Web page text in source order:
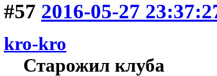
#57 2016-05-27
kro-kro
Старожил клуба